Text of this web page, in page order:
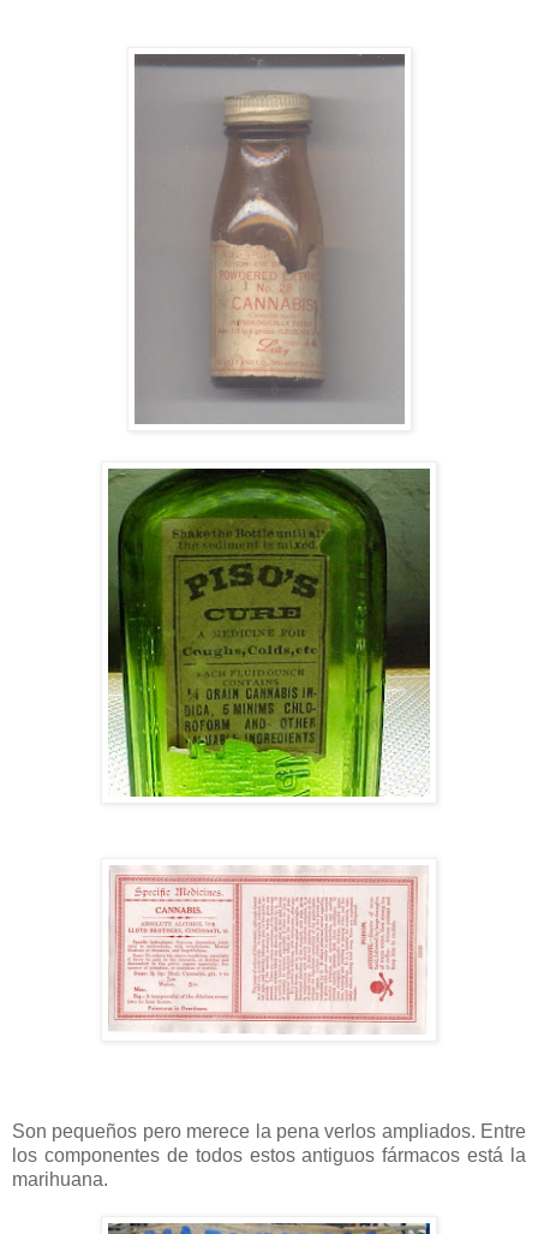
Son pequeños pero merece la pena verlos ampliados. Entre
los componentes de todos estos antiguos fármacos está la
marihuana.